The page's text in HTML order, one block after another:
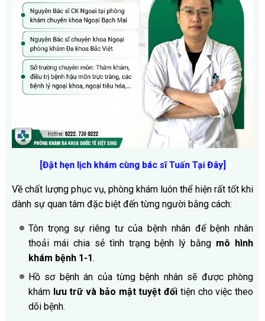
[Đặt hẹn lịch khám cùng bác sĩ Tuấn Tại Đây
Về chất lượng phục vụ, phòng khám luôn thể hiện rất tốt khi
dành sự quan tâm đặc biệt đến từng người bằng cách:
Tôn trọng sự riêng tư của bệnh nhân để bệnh nhân
thoải mái chia sẻ tình trạng bệnh lý bằng mô hình
khám bệnh 1-1.
Hồ sơ bệnh án của từng bệnh nhân sẽ được phòng
khám lưu trữ và bảo mật tuyệt đối tiện cho việc theo
dõi bệnh.